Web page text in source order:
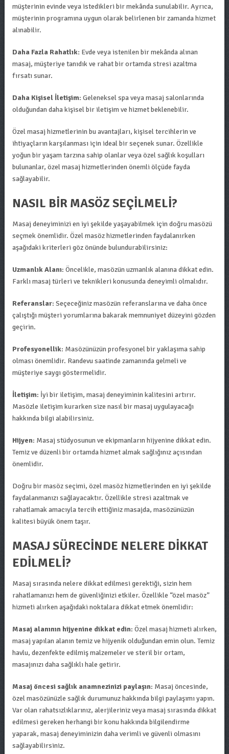
müşterinin evinde veya istedikleri bir mekânda sunulabilir. Ayrıca,
müşterinin programına uygun olarak belirlenen bir zamanda hizmet
alınabilir.
Daha Fazla Rahatlık:Evde veya istenilen bir mekânda alınan
masaj, müşteriye tanıdık ve rahat bir ortamda stresi azaltma
fırsatı sunar.
Daha Kişisel İletişim:Geleneksel spa veya masaj salonlarında
olduğundan daha kişisel bir iletişim ve hizmet beklenebilir.
Özel masaj hizmetlerinin bu avantajları, kişisel tercihlerin ve
ihtiyaçların karşılanması için ideal bir seçenek sunar. Özellikle
yoğun bir yaşam tarzına sahip olanlar veya özel sağlık koşulları
bulunanlar, özel masaj hizmetlerinden önemli ölçüde fayda
sağlayabilir.
NASIL BIR MASÖZ SEÇILMELI?
Masaj deneyiminizi en iyi şekilde yaşayabilmek için doğru masözü
seçmek önemlidir. Özel masöz hizmetlerinden faydalanırken
aşağıdaki kriterleri göz önünde bulundurabilirsiniz:
Uzmanlık Alanı: Öncelikle, masözün uzmanlık alanına dikkat edin.
Farklı masaj türleri ve teknikleri konusunda deneyimli olmalıdır.
Referanslar: Seçeceğiniz masözün referanslarına ve daha önce
çalıştığı müşteri yorumlarına bakarak memnuniyet düzeyini gözden
geçirin.
Profesyonellik: Masözünüzün profesyonel bir yaklaşıma sahip
olması önemlidir. Randevu saatinde zamanında gelmeli ve
müşteriye saygı göstermelidir.
İletişim: İyi bir iletişim, masaj deneyiminin kalitesini artırır.
Masözle iletişim kurarken size nasıl bir masaj uygulayacağı
hakkında bilgi alabilirsiniz.
Hijyen: Masaj stüdyosunun ve ekipmanların hijyenine dikkat edin.
Temiz ve düzenli bir ortamda hizmet almak sağlığınız açısından
önemlidir.
Doğru bir masöz seçimi, özel masöz hizmetlerinden en iyi şekilde
faydalanmanızı sağlayacaktır. Özellikle stresi azaltmak ve
rahatlamak amacıyla tercih ettiğiniz masajda, masözünüzün
kalitesi büyük önem taşır.
MASAJ SÜRECINDE NELERE DIKKAT
EDILMELI?
Masaj sırasında nelere dikkat edilmesi gerektiği, sizin hem
rahatlamanızı hem de güvenliğinizi etkiler. Özellikle “özel masöz”
hizmeti alırken aşağıdaki noktalara dikkat etmek önemlidir:
Masaj alanının hijyenine dikkat edin: Özel masaj hizmeti alırken,
masaj yapılan alanın temiz ve hijyenik olduğundan emin olun. Temiz
havlu, dezenfekte edilmiş malzemeler ve steril bir ortam,
masajınızı daha sağlıklı hale getirir.
Masaj öncesi sağlık anamnezinizi paylaşın: Masaj öncesinde,
özel masözünüzle sağlık durumunuz hakkında bilgi paylaşımı yapın.
Var olan rahatsızlıklarınız, alerjileriniz veya masaj sırasında dikkat
edilmesi gereken herhangi bir konu hakkında bilgilendirme
yaparak, masaj deneyiminizin daha verimli ve güvenli olmasını
sağlayabilirsiniz.